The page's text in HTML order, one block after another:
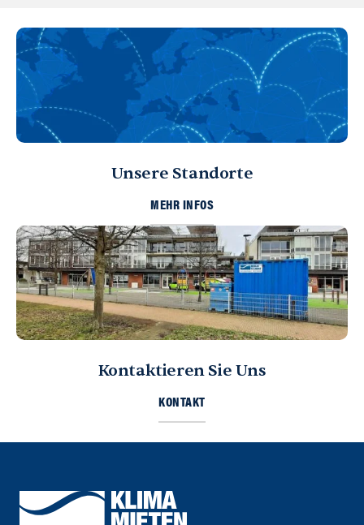
Unsere Standorte
MEHR INFOS
Kontaktieren Sie Uns
KONTAKT